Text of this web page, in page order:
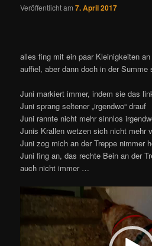
Veröffentlicht am7. April 2017
alles fing mit ein paar Kleinigkeiten
auffiel, aber dann doch in der
Juni markiert immer, indem sie das
Juni sprang seltener „irgendwo“ drauf
Juni rannte nicht mehr sinnlos
Junis Krallen wetzen sich nicht mehr
Juni zog mich an der Treppe nimmer
Juni fing an, das rechte Bein an der
auch nicht immer …
Video-